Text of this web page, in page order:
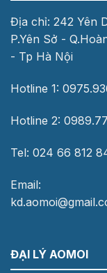
Địa chỉ: 242 Yên
P.Yên Sở -
- Tp Hà Nội
Hotline 1:
Hotline 2:
Tel: 024 66 812
Email:
ĐẠI LÝ AOMOI